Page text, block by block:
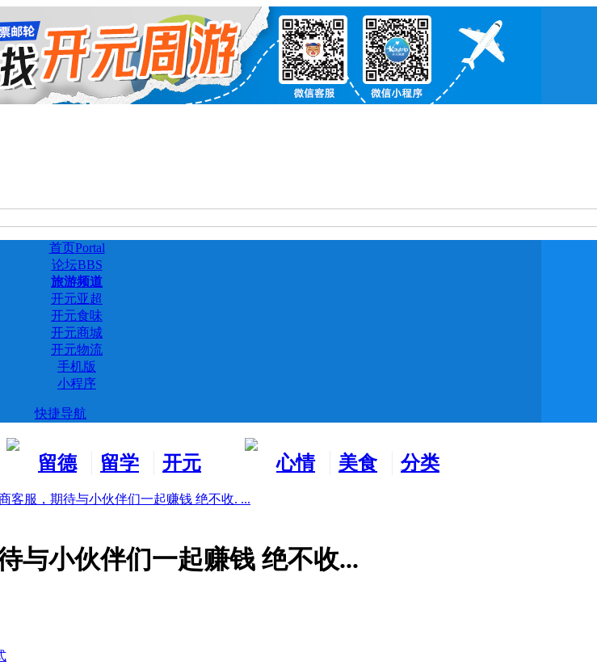
首页Portal
论坛BBS
旅游频道
开元亚超
开元食味
开元商城
开元物流
手机版
小程序
快捷导航
留德
留学
开元
交友
心情
美食
分类
客服，期待与小伙伴们一起赚钱 绝不收. ...
与小伙伴们一起赚钱 绝不收...